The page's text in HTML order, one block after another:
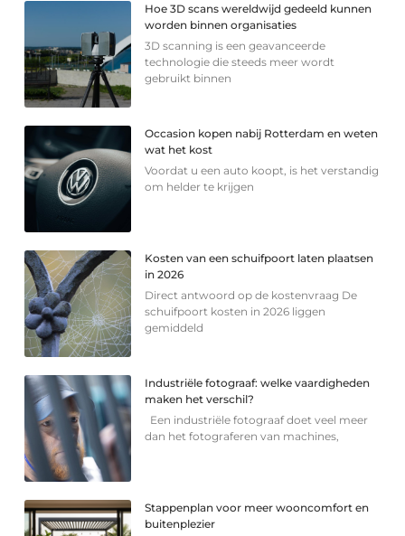
Hoe 3D scans wereldwijd gedeeld kunnen
worden binnen organisaties
3D scanning is een geavanceerde
technologie die steeds meer wordt
gebruikt binnen
Occasion kopen nabij Rotterdam en weten
wat het kost
Voordat u een auto koopt, is het verstandig
om helder te krijgen
Kosten van een schuifpoort laten plaatsen
in 2026
Direct antwoord op de kostenvraag De
schuifpoort kosten in 2026 liggen
gemiddeld
Industriële fotograaf: welke vaardigheden
maken het verschil?
Een industriële fotograaf doet veel meer
dan het fotograferen van machines,
Stappenplan voor meer wooncomfort en
buitenplezier